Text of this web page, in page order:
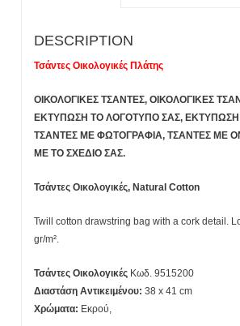
DESCRIPTION
Τσάντες Οικολογικές Πλάτης
ΟΙΚΟΛΟΓΙΚΕΣ ΤΣΑΝΤΕΣ, ΟΙΚΟΛΟΓΙΚΕΣ
ΕΚΤΥΠΩΣΗ ΤΟ ΛΟΓΟΤΥΠΟ ΣΑΣ, ΕΚΤΥΠΩΣΗ
ΤΣΑΝΤΕΣ ΜΕ ΦΩΤΟΓΡΑΦΙΑ, ΤΣΑΝΤΕΣ ΜΕ
ΜΕ ΤΟ ΣΧΕΔΙΟ ΣΑΣ.
Τσάντες Οικολογικές, Natural Cotton
Twill cotton drawstring bag with a cork detail.
gr/m².
Τσάντες Οικολογικές Κωδ. 9515200
Διαστάση Αντικειμένου: 38 x 41 cm
Χρώματα: Εκρού,